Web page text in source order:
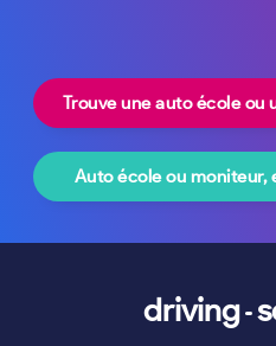
Trouve une auto école
Auto école ou moniteur,
driving